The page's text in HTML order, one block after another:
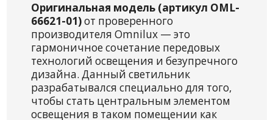
Оригинальная модель (артикул OML-
66621-01)от проверенного
производителя Omnilux — это
гармоничное сочетание передовых
технологий освещения и безупречного
дизайна. Данный светильник
разрабатывался специально для того,
чтобы стать центральным элементом
освещения в таком помещении как